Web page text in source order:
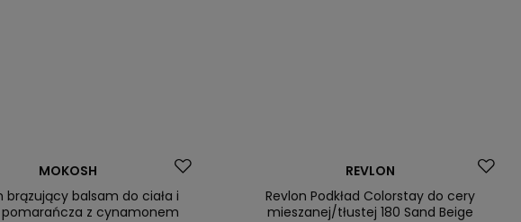
MOKOSH
brązujący balsam do ciała i
z cynamonem
REVLON
Revlon Podkład Colorstay do cery
mieszanej/tłustej 180 Sand Beige